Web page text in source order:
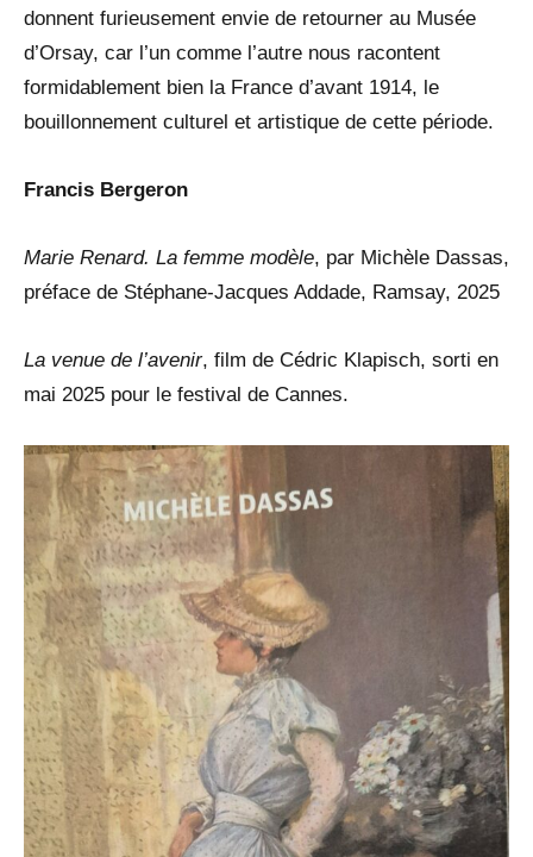
donnent furieusement envie de retourner au Musée
d’Orsay, car l’un comme l’autre nous racontent
formidablement bien la France d’avant 1914, le
bouillonnement culturel et artistique de cette période.
Francis Bergeron
Marie Renard. La femme modèle, par Michèle Dassas,
préface de Stéphane-Jacques Addade, Ramsay, 2025
La venue de l’avenir, film de Cédric Klapisch, sorti en
mai 2025 pour le festival de Cannes.